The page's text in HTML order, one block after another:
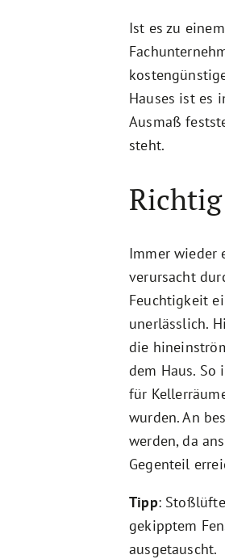
Ist es zu
Hauses ist es
Ausmaß
steht.
Immer wieder
verursacht
Feuchtigkeit
unerlässlich.
die
dem Haus.
für
wurden. An
werden, da
Gegenteil
Tipp:
gekipptem
ausgetauscht.